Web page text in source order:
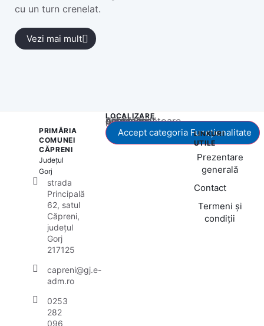
cu un turn crenelat.
Vezi mai mult
PRIMĂRIA
COMUNEI
CĂPRENI
Județul
Gorj
strada
Principală
62, satul
Căpreni,
județul
Gorj
217125
capreni@gj.e-
adm.ro
0253
282
096
LOCALIZARE
Acest conținut este blocat până când acceptați categoria corespunzătoare de cookie-uri.
Accept categoria Funcționalitate
LINKURI
UTILE
Prezentare
generală
Contact
Termeni și
condiții